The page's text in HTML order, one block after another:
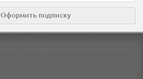
Оформить подписку